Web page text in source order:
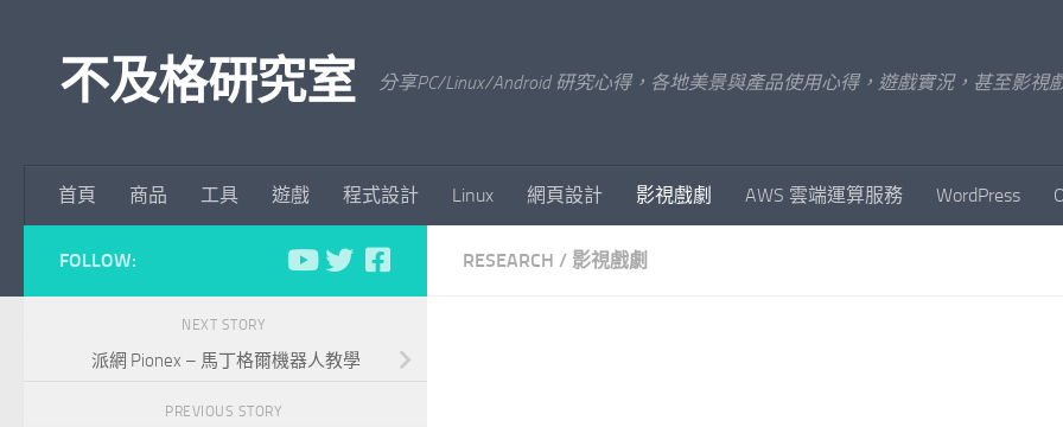
不及格研究室 分享PC/Linux/Android 研究心得，各地美景與產品使用心得，遊戲實況，甚至影
首頁 商品 工具 遊戲 程式設計 Linux 網頁設計 影視戲劇 AWS 雲端運算服務 WordPress
RESEARCH / 影視戲劇
FOLLOW:
NEXT STORY
派網 Pionex – 馬丁格爾機器人教學
PREVIOUS STORY